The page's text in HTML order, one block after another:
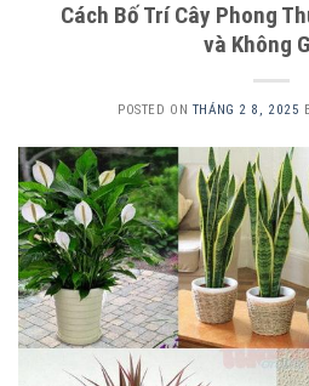
Cách Bố Trí Cây Phong
và Không
POSTED ON THÁNG 2 8, 2025